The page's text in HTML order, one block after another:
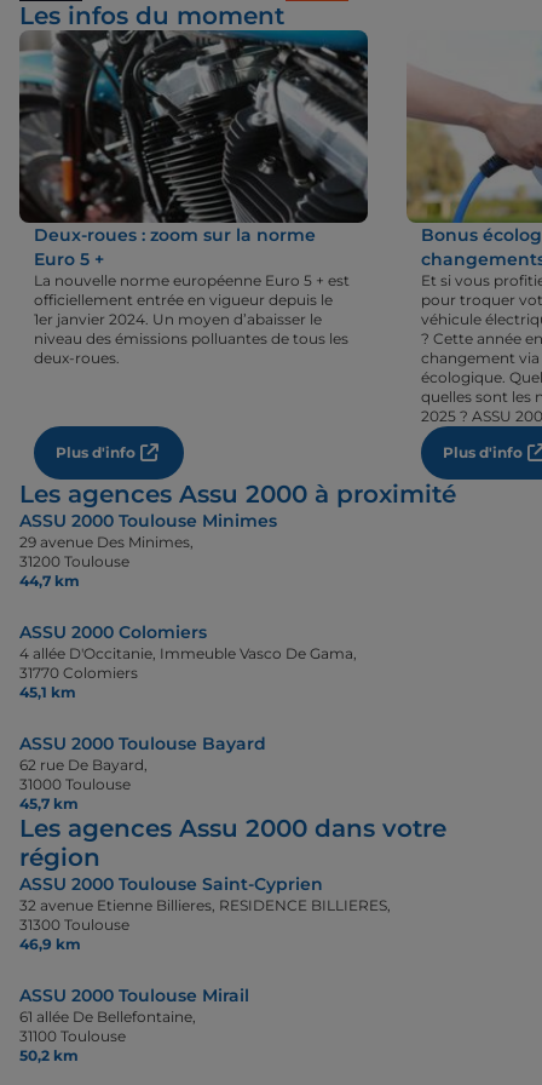
Les infos du moment
Deux-roues : zoom sur la norme
Euro 5 +
La nouvelle norme européenne Euro 5 + est
officiellement entrée en vigueur depuis le
1er janvier 2024. Un moyen d’abaisser le
niveau des émissions polluantes de tous les
deux-roues.
Plus d'info
Bonus
Et si vous
pour troquer
véhicule
? Cette année
changement
écologique.
quelles sont les
2025 ? ASSU
Plus d'info
Les agences Assu 2000 à proximité
ASSU 2000 Toulouse Minimes
29 avenue Des Minimes,
31200 Toulouse
44,7 km
ASSU 2000 Colomiers
4 allée D'Occitanie, Immeuble Vasco De Gama,
31770 Colomiers
45,1 km
ASSU 2000 Toulouse Bayard
62 rue De Bayard,
31000 Toulouse
45,7 km
Les agences Assu 2000 dans votre
région
ASSU 2000 Toulouse Saint-Cyprien
32 avenue Etienne Billieres, RESIDENCE BILLIERES,
31300 Toulouse
46,9 km
ASSU 2000 Toulouse Mirail
61 allée De Bellefontaine,
31100 Toulouse
50,2 km